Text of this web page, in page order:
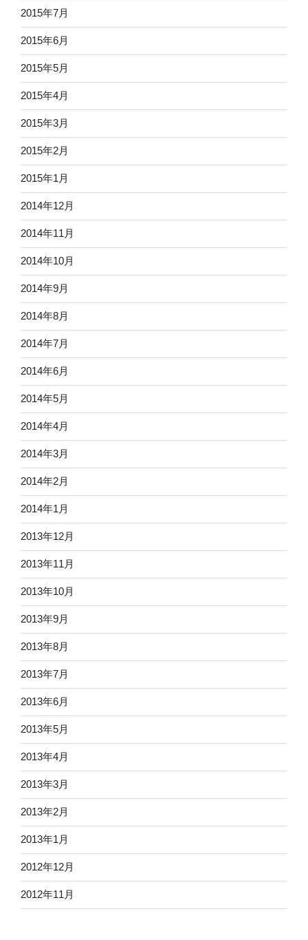
2015年7月
2015年6月
2015年5月
2015年4月
2015年3月
2015年2月
2015年1月
2014年12月
2014年11月
2014年10月
2014年9月
2014年8月
2014年7月
2014年6月
2014年5月
2014年4月
2014年3月
2014年2月
2014年1月
2013年12月
2013年11月
2013年10月
2013年9月
2013年8月
2013年7月
2013年6月
2013年5月
2013年4月
2013年3月
2013年2月
2013年1月
2012年12月
2012年11月